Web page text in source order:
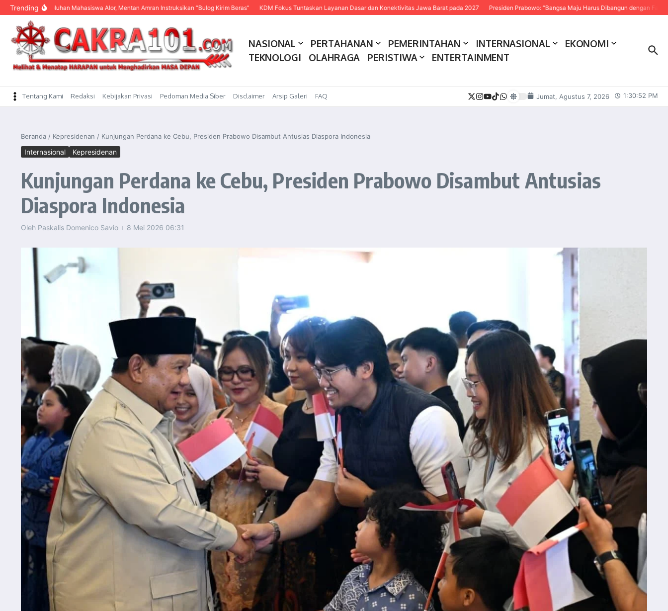
content
Trending
Keluhan Mahasiswa Alor, Mentan Amran Instruksikan “Bulog Kirim Beras” KDM Fokus Tuntaskan Layanan Dasar dan Konektivitas Jawa Barat pada 2027 Presiden Prabowo: “Bangsa Maju Harus Dibangun dengan Fakta dan Sains”
NASIONAL PERTAHANAN PEMERINTAHAN INTERNASIONAL
EKONOMI
TEKNOLOGI
OLAHRAGA PERISTIWA ENTERTAINMENT
Tentang Kami Redaksi Kebijakan Privasi Pedoman Media Siber Disclaimer Arsip Galeri FAQ Jumat, Agustus 7, 2026 1:30:53 PM
Beranda / Kepresidenan / Kunjungan Perdana ke Cebu, Presiden Prabowo Disambut Antusias Diaspora Indonesia
Internasional Kepresidenan
Kunjungan Perdana ke Cebu, Presiden Prabowo Disambut Antusias
Diaspora Indonesia
Oleh Paskalis Domenico Savio 8 Mei 2026 06:31